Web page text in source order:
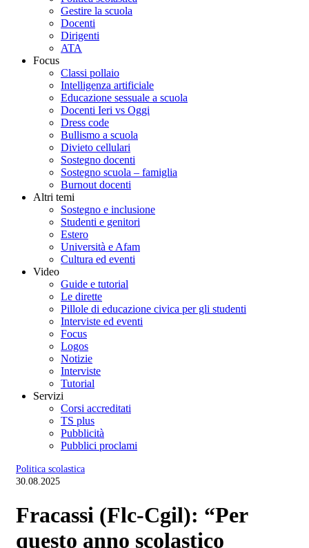
Gestire la scuola
Docenti
Dirigenti
ATA
Focus
Classi pollaio
Intelligenza artificiale
Educazione sessuale a scuola
Docenti Ieri vs Oggi
Dress code
Bullismo a scuola
Divieto cellulari
Sostegno docenti
Sostegno scuola – famiglia
Burnout docenti
Altri temi
Sostegno e inclusione
Studenti e genitori
Estero
Università e Afam
Cultura ed eventi
Video
Guide e tutorial
Le dirette
Pillole di educazione civica per gli studenti
Interviste ed eventi
Focus
Logos
Notizie
Interviste
Tutorial
Servizi
Corsi accreditati
TS plus
Pubblicità
Pubblici proclami
Politica scolastica
30.08.2025
Fracassi (Flc-Cgil): “Per
questo anno scolastico